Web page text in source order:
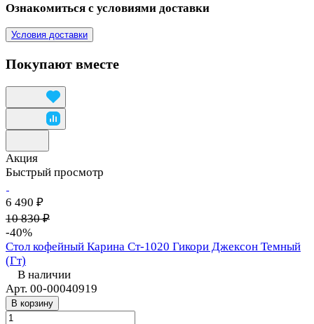
Ознакомиться с условиями доставки
Условия доставки
Покупают вместе
Акция
Быстрый просмотр
6 490 ₽
10 830 ₽
-40%
Стол кофейный Карина Ст-1020 Гикори Джексон Темный
(Гт)
В наличии
Арт. 00-00040919
В корзину